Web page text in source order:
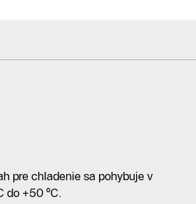
pre chladenie sa pohybuje v
do +50 °C.